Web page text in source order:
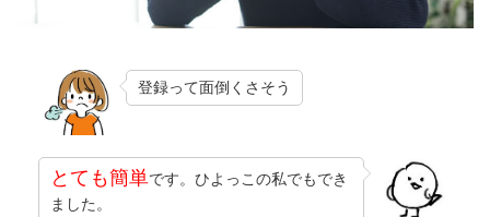
登録って面倒くさそう
とても簡単です。ひよっこの私でもでき
ました。